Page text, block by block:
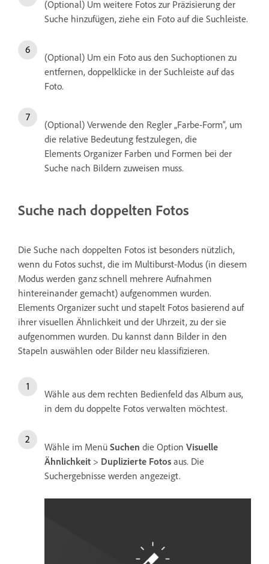
(Optional) Um weitere Fotos zur Präzisierung der
Suche hinzufügen, ziehe ein Foto auf die Suchleiste.
(Optional) Um ein Foto aus den Suchoptionen zu
entfernen, doppelklicke in der Suchleiste auf das
Foto.
(Optional) Verwende den Regler „Farbe-Form“, um
die relative Bedeutung festzulegen, die
Elements Organizer Farben und Formen bei der
Suche nach Bildern zuweisen muss.
Suche nach doppelten Fotos
Die Suche nach doppelten Fotos ist besonders nützlich,
wenn du Fotos suchst, die im Multiburst-Modus (in diesem
Modus werden ganz schnell mehrere Aufnahmen
hintereinander gemacht) aufgenommen wurden.
Elements Organizer sucht und stapelt Fotos basierend auf
ihrer visuellen Ähnlichkeit und der Uhrzeit, zu der sie
aufgenommen wurden. Du kannst dann Bilder in den
Stapeln auswählen oder Bilder neu klassifizieren.
Wähle aus dem rechten Bedienfeld das Album aus,
in dem du doppelte Fotos verwalten möchtest.
Wähle im Menü Suchen die Option Visuelle
Ähnlichkeit > Duplizierte Fotos aus. Die
Suchergebnisse werden angezeigt.